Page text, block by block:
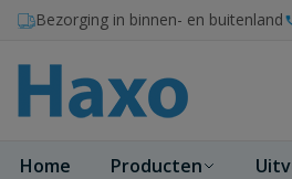
Ga naar de inhoud
Bezorging in binnen- en buitenland
Home Producten